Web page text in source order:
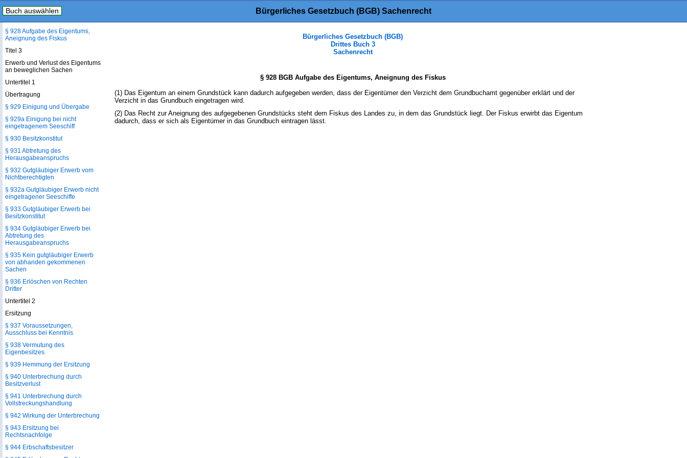
Buch auswählen Bürgerliches Gesetzbuch (BGB) Sachenrecht
Bürgerliches Gesetzbuch (BGB)
Drittes Buch 3
Sachenrecht
§ 928 BGB Aufgabe des Eigentums, Aneignung des Fiskus
(1) Das Eigentum an einem Grundstück kann dadurch aufgegeben werden, dass der Eigentümer den Verzicht dem Grundbuchamt gegenüber erklärt und der
Verzicht in das Grundbuch eingetragen wird.
(2) Das Recht zur Aneignung des aufgegebenen Grundstücks steht dem Fiskus des Landes zu, in dem das Grundstück liegt. Der Fiskus erwirbt das Eigentum
dadurch, dass er sich als Eigentümer in das Grundbuch eintragen lässt.
§ 926 Zubehör des Grundstücks
§ 928 Aufgabe des Eigentums,
Aneignung des Fiskus
Titel 3
Erwerb und Verlust des Eigentums
an beweglichen Sachen
Untertitel 1
Übertragung
§ 929 Einigung und Übergabe
§ 929a Einigung bei nicht
eingetragenem Seeschiff
§ 930 Besitzkonstitut
§ 931 Abtretung des
Herausgabeanspruchs
§ 932 Gutgläubiger Erwerb vom
Nichtberechtigten
§ 932a Gutgläubiger Erwerb nicht
eingetragener Seeschiffe
§ 933 Gutgläubiger Erwerb bei
Besitzkonstitut
§ 934 Gutgläubiger Erwerb bei
Abtretung des
Herausgabeanspruchs
§ 935 Kein gutgläubiger Erwerb
von abhanden gekommenen
Sachen
§ 936 Erlöschen von Rechten
Dritter
Untertitel 2
Ersitzung
§ 937 Voraussetzungen,
Ausschluss bei Kenntnis
§ 938 Vermutung des
Eigenbesitzes
§ 939 Hemmung der Ersitzung
§ 940 Unterbrechung durch
Besitzverlust
§ 941 Unterbrechung durch
Vollstreckungshandlung
§ 942 Wirkung der Unterbrechung
§ 943 Ersitzung bei
Rechtsnachfolge
§ 944 Erbschaftsbesitzer